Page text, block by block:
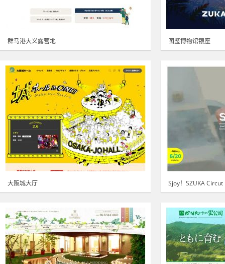
群马港大义露营地 图鉴博物馆银座
大阪城大厅 Sjoy！SZUKA Circut